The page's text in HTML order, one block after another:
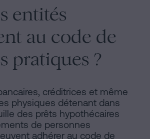
entités
au code de
pratiques ?
créditrices et même
physiques détenant dans
des prêts hypothécaires
de personnes
adhérer au code de